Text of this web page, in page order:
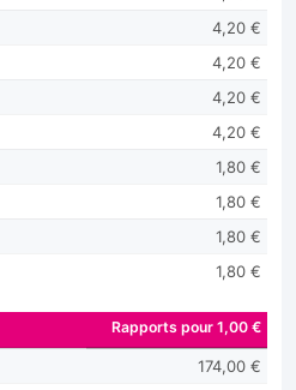
4,20 €
4,20 €
4,20 €
4,20 €
1,80 €
1,80 €
1,80 €
1,80 €
Rapports pour 1,00 €
174,00 €